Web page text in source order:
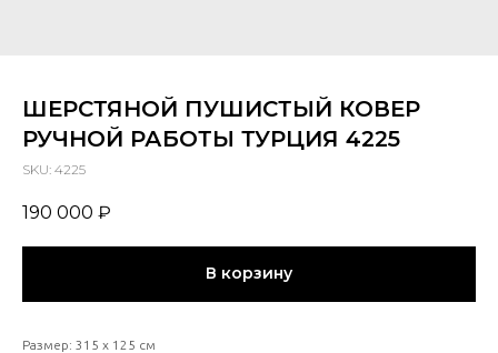
ШЕРСТЯНОЙ ПУШИСТЫЙ КОВЕР
РУЧНОЙ РАБОТЫ ТУРЦИЯ 4225
SKU: 4225
190 000 ₽
В корзину
Размер: 315 х 125 см